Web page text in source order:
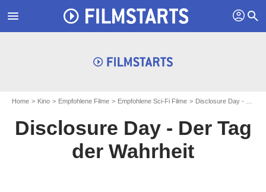
menu profil search
Home Kino Empfohlene Filme Empfohlene Sci-Fi Filme Disclosure Day - Der Tag der Wahrheit
Disclosure Day - Der Tag
der Wahrheit